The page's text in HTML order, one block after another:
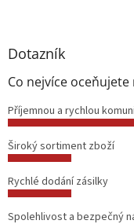
Dotazník
Co nejvíce
Příjemnou a rychlou
Široký sortiment zboží
Rychlé dodání zásilky
Spolehlivost a bezpečný